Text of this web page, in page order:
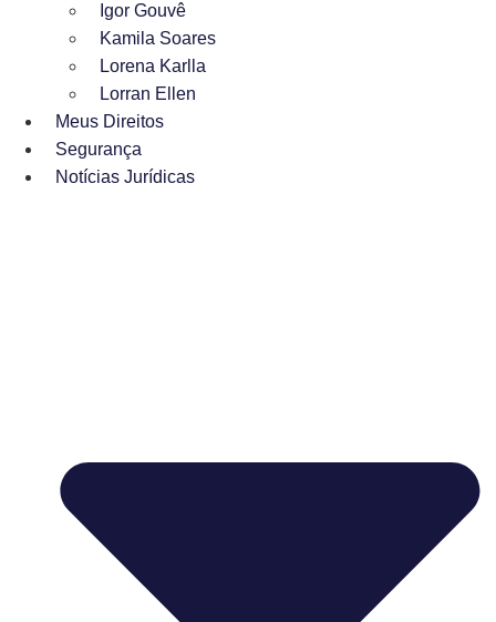
Igor Gouvê
Kamila Soares
Lorena Karlla
Lorran Ellen
Meus Direitos
Segurança
Notícias Jurídicas